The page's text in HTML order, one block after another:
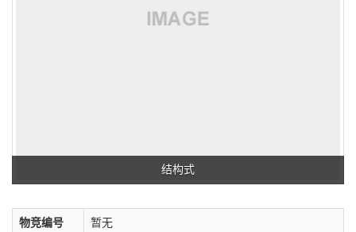
结构式
物竞编号 暂无